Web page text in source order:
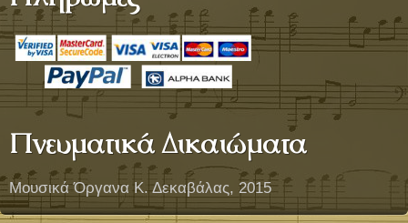
Πνευματικά Δικαιώματα
Μουσικά Όργανα Κ. Δεκαβάλας, 2015